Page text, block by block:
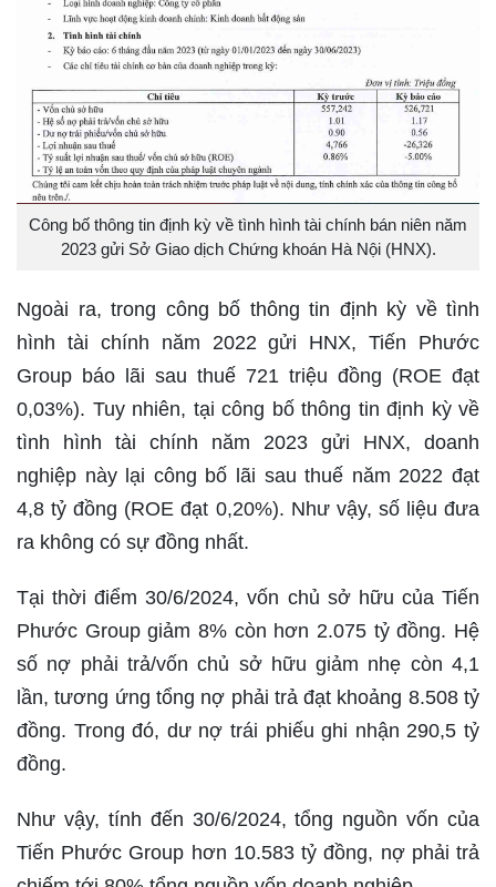
Công bố thông tin định kỳ về tình hình tài chính bán niên năm
2023 gửi Sở Giao dịch Chứng khoán Hà Nội (HNX).
Ngoài ra, trong công bố thông tin định kỳ về tình
hình tài chính năm 2022 gửi HNX, Tiến Phước
Group báo lãi sau thuế 721 triệu đồng (ROE đạt
0,03%). Tuy nhiên, tại công bố thông tin định kỳ về
tình hình tài chính năm 2023 gửi HNX, doanh
nghiệp này lại công bố lãi sau thuế năm 2022 đạt
4,8 tỷ đồng (ROE đạt 0,20%). Như vậy, số liệu đưa
ra không có sự đồng nhất.
Tại thời điểm 30/6/2024, vốn chủ sở hữu của Tiến
Phước Group giảm 8% còn hơn 2.075 tỷ đồng. Hệ
số nợ phải trả/vốn chủ sở hữu giảm nhẹ còn 4,1
lần, tương ứng tổng nợ phải trả đạt khoảng 8.508 tỷ
đồng. Trong đó, dư nợ trái phiếu ghi nhận 290,5 tỷ
đồng.
Như vậy, tính đến 30/6/2024, tổng nguồn vốn của
Tiến Phước Group hơn 10.583 tỷ đồng, nợ phải trả